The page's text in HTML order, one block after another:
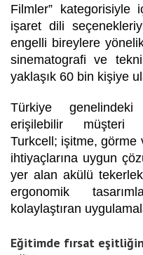
Filmler” kategorisiyle
işaret dili
engelli bireylere
sinematografi ve
yaklaşık 60 bin kişiye
Türkiye
erişilebilir müşteri
Turkcell; işitme, görme
ihtiyaçlarına uygun
yer alan akülü
ergonomik
kolaylaştıran
Eğitimde fırsat